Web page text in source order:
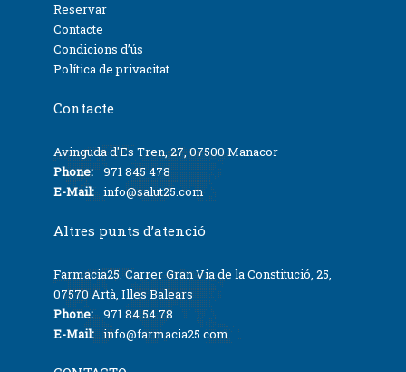
Reservar
Contacte
Condicions d’ús
Política de privacitat
Contacte
Avinguda d'Es Tren, 27, 07500 Manacor
Phone: 971 845 478
E-Mail: info@salut25.com
Altres punts d’atenció
Farmacia25. Carrer Gran Via de la Constitució, 25,
07570 Artà, Illes Balears
Phone:
971 84 54 78
E-Mail: info@farmacia25.com